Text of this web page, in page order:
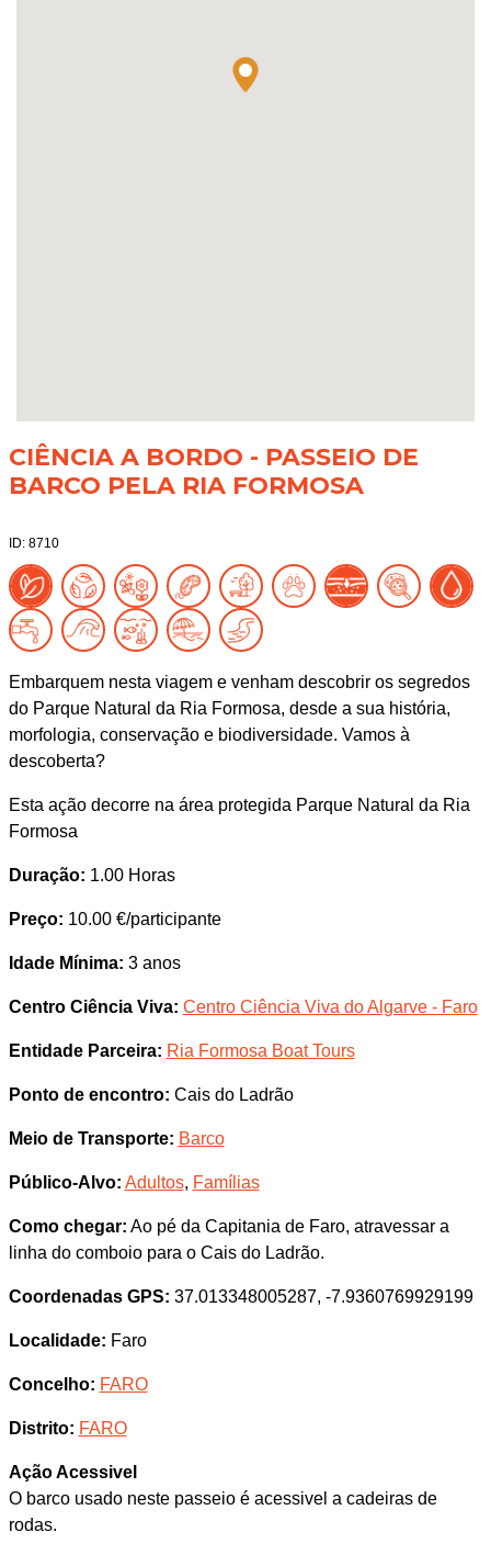
CIÊNCIA A BORDO - PASSEIO DE
BARCO PELA RIA FORMOSA
ID: 8710
Embarquem nesta viagem e venham descobrir os segredos
do Parque Natural da Ria Formosa, desde a sua história,
morfologia, conservação e biodiversidade. Vamos à
descoberta?
Esta ação decorre na área protegida Parque Natural da Ria
Formosa
Duração: 1.00 Horas
Preço: 10.00 €/participante
Idade Mínima: 3 anos
Centro Ciência Viva: Centro Ciência Viva do Algarve - Faro
Entidade Parceira: Ria Formosa Boat Tours
Ponto de encontro: Cais do Ladrão
Meio de Transporte: Barco
Público-Alvo: Adultos, Famílias
Como chegar: Ao pé da Capitania de Faro, atravessar a
linha do comboio para o Cais do Ladrão.
Coordenadas GPS: 37.013348005287, -7.9360769929199
Localidade: Faro
Concelho: FARO
Distrito: FARO
Ação Acessivel
O barco usado neste passeio é acessivel a cadeiras de
rodas.